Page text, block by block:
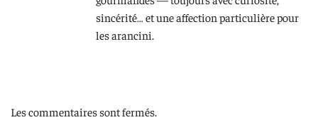
sincérité… et une affection particulière pour
les arancini.
Les commentaires sont fermés.